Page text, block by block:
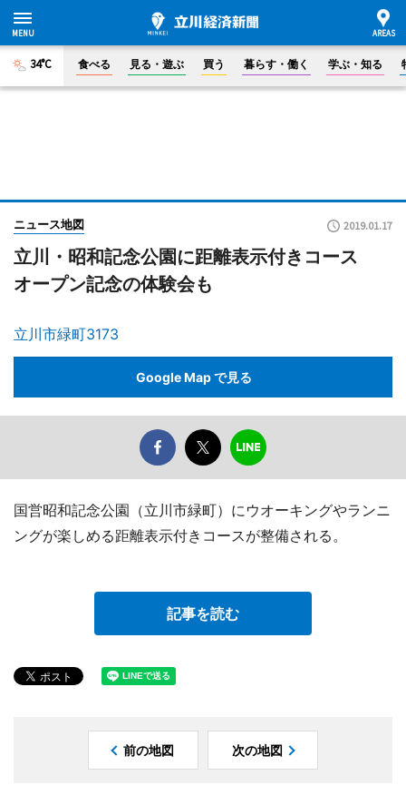
34°C 食べる 見る・遊ぶ 買う 暮らす・働く 学ぶ・知る
ニュース地図 2019.01.17
立川・昭和記念公園に距離表示付きコース
オープン記念の体験会も
立川市緑町3173
Google Map で見る
国営昭和記念公園（立川市緑町）にウオーキングやランニ
ングが楽しめる距離表示付きコースが整備される。
記事を読む
前の地図 次の地図